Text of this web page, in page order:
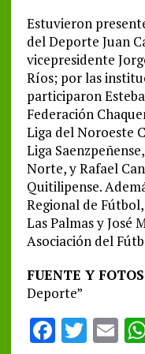
Estuvieron
del Deporte Juan
vicepresidente
Ríos; por las
participaron
Federación
Liga del Noroeste
Liga
Norte, y Rafael
Quitilipense.
Regional de
Las Palmas y José
Asociación del
FUENTE Y
Deporte”
F T E